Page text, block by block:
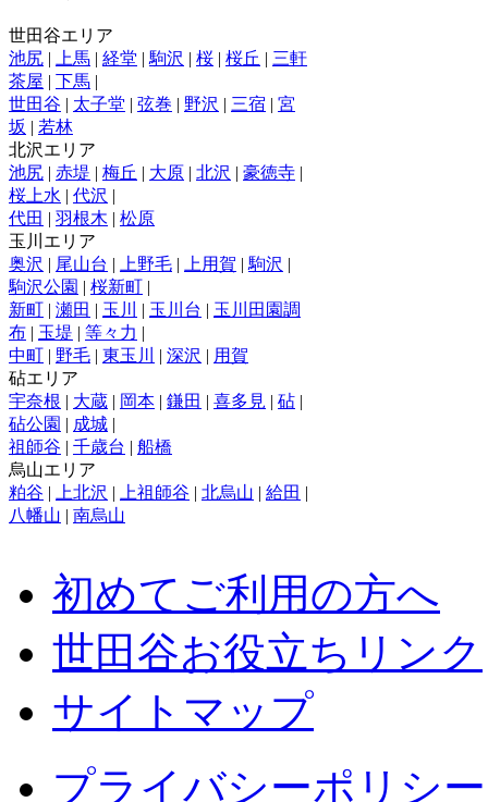
世田谷エリア
池尻 | 上馬 | 経堂 | 駒沢 | 桜 | 桜丘 | 三軒
茶屋 | 下馬 |
世田谷 | 太子堂 | 弦巻 | 野沢 | 三宿 | 宮
坂 | 若林
北沢エリア
池尻 | 赤堤 | 梅丘 | 大原 | 北沢 | 豪徳寺 |
桜上水 | 代沢 |
代田 | 羽根木 | 松原
玉川エリア
奥沢 | 尾山台 | 上野毛 | 上用賀 | 駒沢 |
駒沢公園 | 桜新町 |
新町 | 瀬田 | 玉川 | 玉川台 | 玉川田園調
布 | 玉堤 | 等々力 |
中町 | 野毛 | 東玉川 | 深沢 | 用賀
砧エリア
宇奈根 | 大蔵 | 岡本 | 鎌田 | 喜多見 | 砧 |
砧公園 | 成城 |
祖師谷 | 千歳台 | 船橋
烏山エリア
粕谷 | 上北沢 | 上祖師谷 | 北烏山 | 給田 |
八幡山 | 南烏山
初めてご利用の方へ
世田谷お役立ちリンク
サイトマップ
プライバシーポリシー